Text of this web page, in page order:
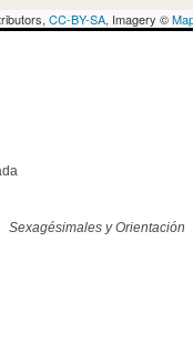
CC-BY-SA, Imagery ©
Sexagésimales y Orientación